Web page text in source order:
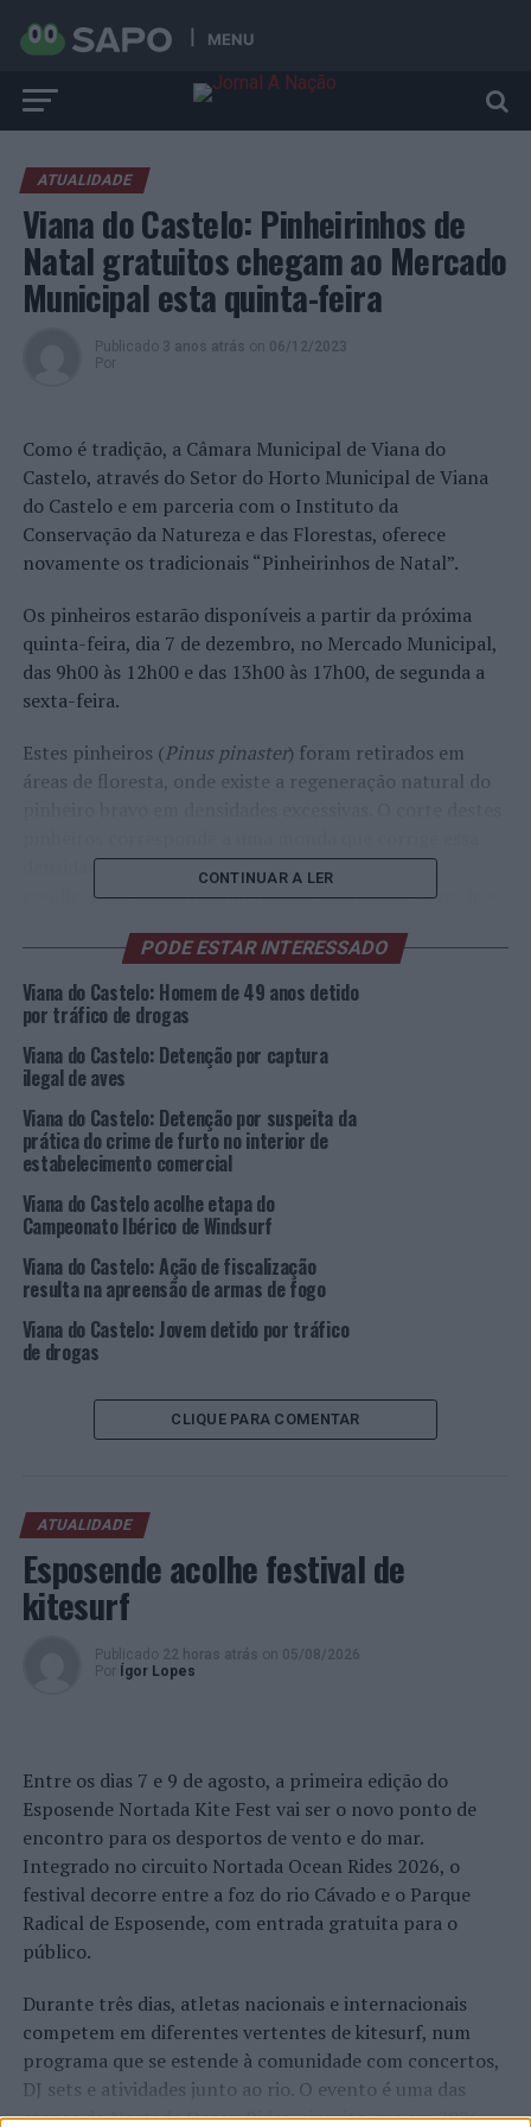
MENU
ATUALIDADE
Viana do Castelo: Pinheirinhos de
Natal gratuitos chegam ao Mercado
Municipal esta quinta-feira
Publicado 3 anos atrás on 06/12/2023
Por
Como é tradição, a Câmara Municipal de Viana do
Castelo, através do Setor do Horto Municipal de Viana
do Castelo e em parceria com o Instituto da
Conservação da Natureza e das Florestas, oferece
novamente os tradicionais “Pinheirinhos de Natal”.
Os pinheiros estarão disponíveis a partir da próxima
quinta-feira, dia 7 de dezembro, no Mercado Municipal,
das 9h00 às 12h00 e das 13h00 às 17h00, de segunda a
sexta-feira.
Estes pinheiros (Pinus pinaster) foram retirados em
áreas de floresta, onde existe a regeneração natural do
densidade excessiva, concedendo assim melhores
condições de desenvolvimento às restantes árvores que
cortem ou destruam árvores onde não é aconselhável,
oferecendo aos cidadãos um dos mais simbólicos
elementos de natal: o pinheiro.
Imagem: CMVC.
TÓPICOS RELACIONADOS:
VIANA DO CASTELO
PRÓXIMO
Viana do Castelo: Mercado de Natal alargado à Praça da
República, Praça da Liberdade e Jardim Público
NÃO PERCA
Viana do Castelo promove Terapia da Fala nos jardins-
CONTINUAR A LER
PODE ESTAR INTERESSADO
Viana do Castelo: Homem de 49 anos detido
por tráfico de drogas
Viana do Castelo: Detenção por captura
ilegal de aves
Viana do Castelo: Detenção por suspeita da
prática do crime de furto no interior de
estabelecimento comercial
Viana do Castelo acolhe etapa do
Campeonato Ibérico de Windsurf
Viana do Castelo: Ação de fiscalização
resulta na apreensão de armas de fogo
Viana do Castelo: Jovem detido por tráfico
de drogas
CLIQUE PARA COMENTAR
ATUALIDADE
Esposende acolhe festival de
kitesurf
Publicado 22 horas atrás on 05/08/2026
Por
Ígor Lopes
Entre os dias 7 e 9 de agosto, a primeira edição do
Esposende Nortada Kite Fest vai ser o novo ponto de
encontro para os desportos de vento e do mar.
Integrado no circuito Nortada Ocean Rides 2026, o
festival decorre entre a foz do rio Cávado e o Parque
Radical de Esposende, com entrada gratuita para o
público.
Durante três dias, atletas nacionais e internacionais
competem em diferentes vertentes de kitesurf, num
programa que se estende à comunidade com concertos,
DJ sets e atividades junto ao rio. O evento é uma das
etapas do Nortada Ocean Rides, circuito que em 2026